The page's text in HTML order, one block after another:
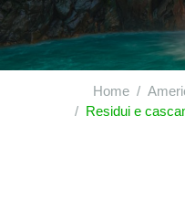
Home
Residui e cascami delle